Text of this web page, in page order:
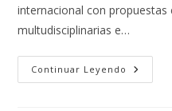
internacional con propuestas
multudisciplinarias e…
Continuar Leyendo UNA
CRISIS